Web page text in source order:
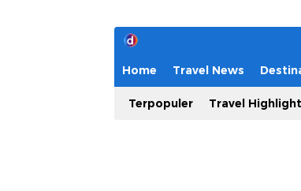
Home Travel News
Terpopuler Travel